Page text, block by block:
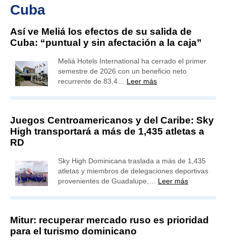
Cuba
Así ve Meliá los efectos de su salida de
Cuba: “puntual y sin afectación a la caja”
Meliá Hotels International ha cerrado el primer
semestre de 2026 con un beneficio neto
recurrente de 83,4… Leer más
Juegos Centroamericanos y del Caribe: Sky
High transportará a más de 1,435 atletas a
RD
Sky High Dominicana traslada a más de 1,435
atletas y miembros de delegaciones deportivas
provenientes de Guadalupe,… Leer más
Mitur: recuperar mercado ruso es prioridad
para el turismo dominicano